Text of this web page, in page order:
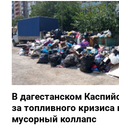
В дагестанском
за топливного кризиса
мусорный коллапс